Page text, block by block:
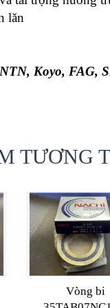
lăn
Koyo, FAG,
TƯƠNG
Vòng bi